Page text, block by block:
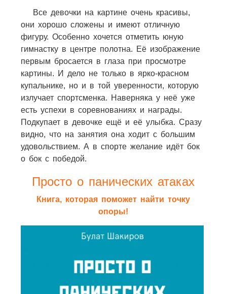
Все девочки на картине очень красивы,
они хорошо сложены и имеют отличную
фигуру. Особенно хочется отметить юную
гимнастку в центре полотна. Её изображение
первым бросается в глаза при просмотре
картины. И дело не только в ярко-красном
купальнике, но и в той уверенности, которую
излучает спортсменка. Наверняка у неё уже
есть успехи в соревнованиях и награды.
Подкупает в девочке ещё и её улыбка. Сразу
видно, что на занятия она ходит с большим
удовольствием. А в спорте желание идёт бок
о бок с победой.
Просто о панических атаках
Книга, которая поможет найти точку
опоры!